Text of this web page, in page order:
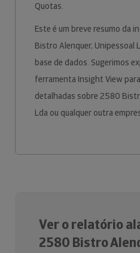
Quotas.
Este é um breve resumo da
Bistro Alenquer, Unipessoal
base de dados. Sugerimos
ferramenta Insight View
detalhadas sobre 2580
Lda ou qualquer outra
Ver o relatório
2580 Bistro